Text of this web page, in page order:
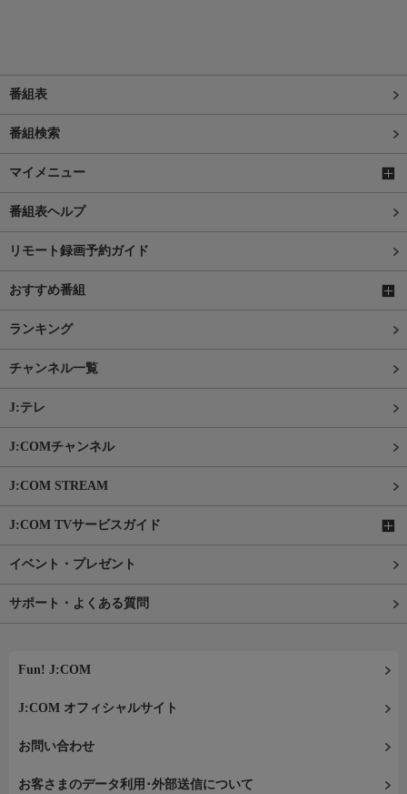
番組表
番組検索
マイメニュー
番組表ヘルプ
リモート録画予約ガイド
おすすめ番組
ランキング
チャンネル一覧
J:テレ
J:COMチャンネル
J:COM STREAM
J:COM TVサービスガイド
イベント・プレゼント
サポート・よくある質問
Fun! J:COM
J:COM オフィシャルサイト
お問い合わせ
お客さまのデータ利用･外部送信について